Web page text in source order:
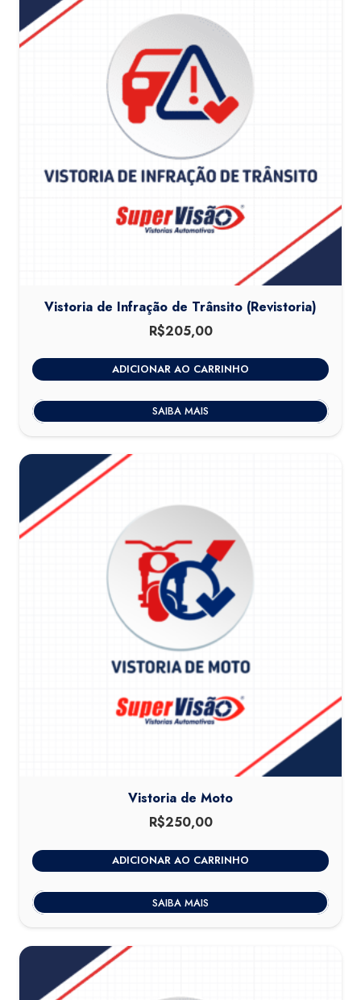
Vistoria de Infração de Trânsito (Revistoria)
R$205,00
ADICIONAR AO CARRINHO
SAIBA MAIS
Vistoria de Moto
R$250,00
ADICIONAR AO CARRINHO
SAIBA MAIS